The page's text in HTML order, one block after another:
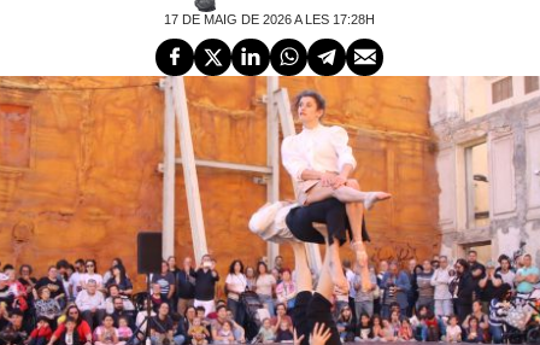
17 DE MAIG DE 2026 A LES 17:28H